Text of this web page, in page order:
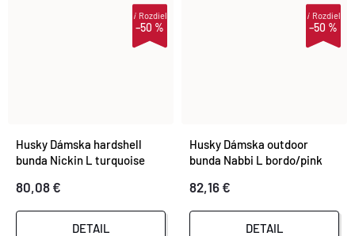
–50 %
iRozdiel
Husky Dámska hardshell
bunda Nickin L turquoise
80,08 €
DETAIL
–50 %
iRozdiel
Husky Dámska outdoor
bunda Nabbi L bordo/pink
82,16 €
DETAIL